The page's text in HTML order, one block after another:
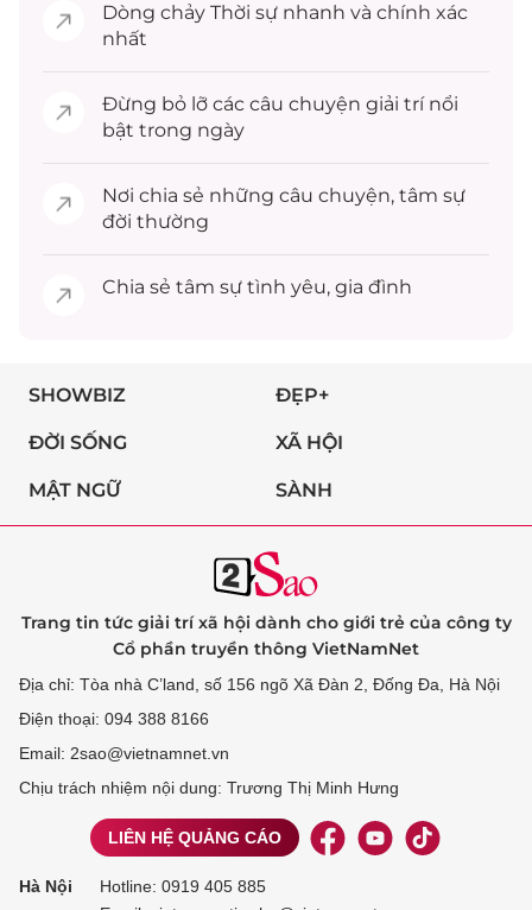
Dòng chảy Thời sự nhanh và chính xác
nhất
Đừng bỏ lỡ các câu chuyện giải trínổi
bật trong ngày
Nơi chia sẻ những câu chuyện, tâm sự
đời thường
Chia sẻ tâm sự tình yêu, gia đình
SHOWBIZ ĐẸP+
ĐỜI SỐNG XÃ HỘI
MẬT NGỮ SÀNH
Trang tin tức giải trí xã hội dành cho giới trẻ của công ty
Cổ phần truyền thông VietNamNet
Địa chỉ: Tòa nhà C’land, số 156 ngõ Xã Đàn 2, Đống Đa, Hà Nội
Điện thoại: 094 388 8166
Email: 2sao@vietnamnet.vn
Chịu trách nhiệm nội dung: Trương Thị Minh Hưng
LIÊN HỆ QUẢNG CÁO
Hà Nội Hotline: 0919 405 885